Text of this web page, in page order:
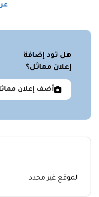
هل تود إضافة
إعلان مماثل؟
أضف إعلان
الموقع غير محدد